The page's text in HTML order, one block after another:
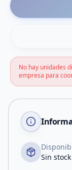
No hay unidades
empresa para
Sin